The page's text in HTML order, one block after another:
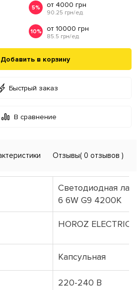
5% от 4000 грн
90.25 грн/ед.
10% от 10000 грн
85.5 грн/ед.
Добавить в корзину
Быстрый заказ
В сравнение
Отзывы( 0 отзывов )
Светодиодная
6 6W G9 4200К
HOROZ ELECTRIC
Капсульная
220-240 В